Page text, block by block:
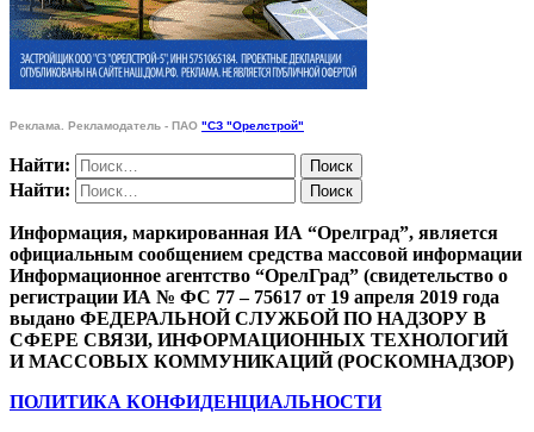
Реклама. Рекламодатель - ПАО "СЗ "Орелстрой"
Найти:
Найти:
Информация, маркированная ИА “Орелград”, является
официальным сообщением средства массовой информации
Информационное агентство “ОрелГрад” (свидетельство о
регистрации ИА № ФС 77 – 75617 от 19 апреля 2019 года
выдано ФЕДЕРАЛЬНОЙ СЛУЖБОЙ ПО НАДЗОРУ В
СФЕРЕ СВЯЗИ, ИНФОРМАЦИОННЫХ ТЕХНОЛОГИЙ
И МАССОВЫХ КОММУНИКАЦИЙ (РОСКОМНАДЗОР)
ПОЛИТИКА КОНФИДЕНЦИАЛЬНОСТИ